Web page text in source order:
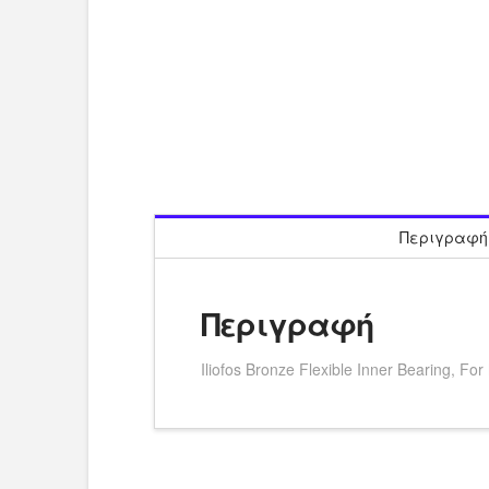
Περιγραφή
Περιγραφή
Iliofos Bronze Flexible Inner Bearing,